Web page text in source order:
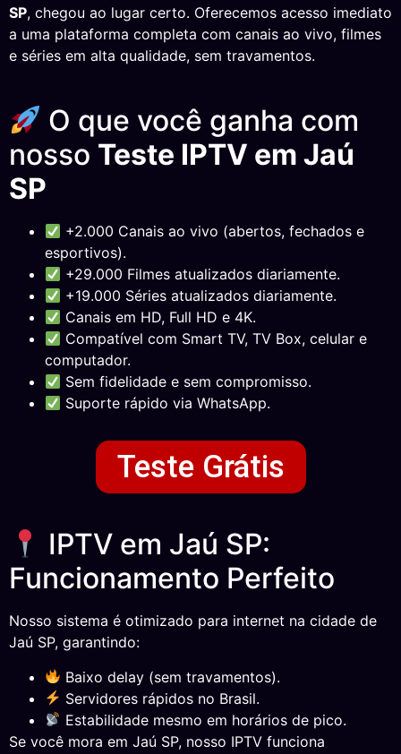
SP, chegou ao lugar certo. Oferecemos acesso imediato
a uma plataforma completa com canais ao vivo, filmes
e séries em alta qualidade, sem travamentos.
O que você ganha com
nosso Teste IPTV em Jaú
SP
+2.000 Canais ao vivo (abertos, fechados e
esportivos).
+29.000 Filmes atualizados diariamente.
+19.000 Séries atualizados diariamente.
Canais em HD, Full HD e 4K.
Compatível com Smart TV, TV Box, celular e
computador.
Sem fidelidade e sem compromisso.
Suporte rápido via WhatsApp.
Teste Grátis
IPTV em Jaú SP:
Funcionamento Perfeito
Nosso sistema é otimizado para internet na cidade de
Jaú SP, garantindo:
Baixo delay (sem travamentos).
Servidores rápidos no Brasil.
Estabilidade mesmo em horários de pico.
Se você mora em Jaú SP, nosso IPTV funciona